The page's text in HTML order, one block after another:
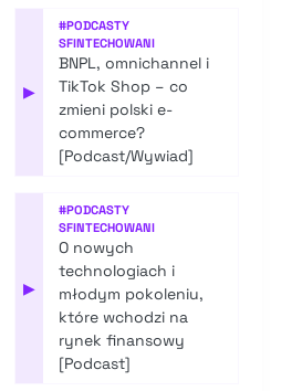
▶
#PODCASTY
SFINTECHOWANI
BNPL, omnichannel i
TikTok Shop – co
zmieni polski e-
commerce?
[Podcast/Wywiad]
▶
#PODCASTY
SFINTECHOWANI
O nowych
technologiach i
młodym pokoleniu,
które wchodzi na
rynek finansowy
[Podcast]